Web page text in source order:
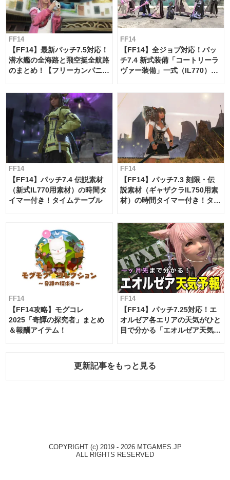
FF14
【FF14】最新パッチ7.5対応！
潜水艦の全海路と飛空挺全航路
のまとめ！【フリーカンパニ
FF14
【FF14】全ジョブ対応！パッ
チ7.4 新式装備「コートリーラ
ヴァー装備」一式（IL770）の
FF14
【FF14】パッチ7.4 伝説素材
（新式IL770用素材）の時間タ
イマー付き！タイムテーブル
FF14
【FF14】パッチ7.3 刻限・伝
説素材（ギャザクラIL750用素
材）の時間タイマー付き！タイ
FF14
【FF14攻略】モグコレ
2025「奇譚の探究者」まとめ
＆報酬アイテム！
FF14
【FF14】パッチ7.25対応！エ
オルゼア各エリアの天気がひと
目で分かる「エオルゼア天気予
更新記事をもっと見る
COPYRIGHT (c) 2019 - 2026 MTGAMES.JP
ALL RIGHTS RESERVED